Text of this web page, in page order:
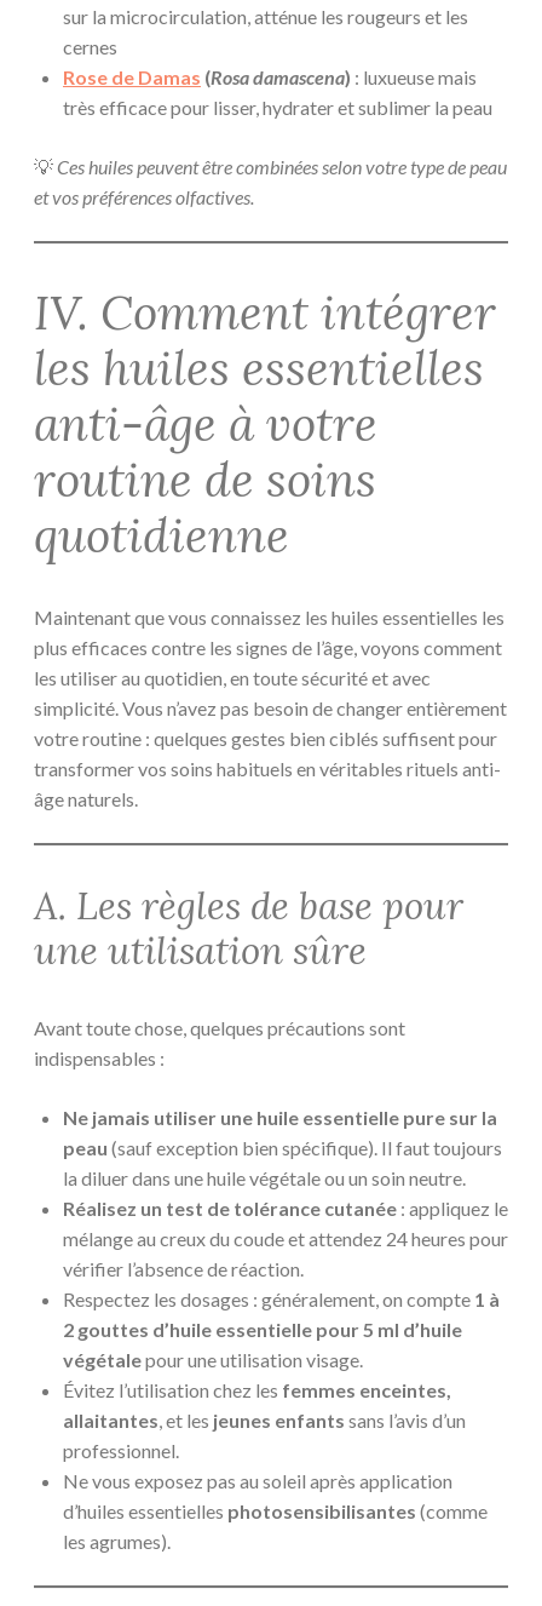
sur la microcirculation, atténue les rougeurs et les
cernes
Rose de Damas (Rosa damascena) : luxueuse mais
très efficace pour lisser, hydrater et sublimer la peau
💡Ces huiles peuvent être combinées selon votre type de peau
et vos préférences olfactives.
IV. Comment intégrer
les huiles essentielles
anti-âge à votre
routine de soins
quotidienne
Maintenant que vous connaissez les huiles essentielles les
plus efficaces contre les signes de l’âge, voyons comment
les utiliser au quotidien, en toute sécurité et avec
simplicité. Vous n’avez pas besoin de changer entièrement
votre routine : quelques gestes bien ciblés suffisent pour
transformer vos soins habituels en véritables rituels anti-
âge naturels.
A. Les règles de base pour
une utilisation sûre
Avant toute chose, quelques précautions sont
indispensables :
Ne jamais utiliser une huile essentielle pure sur la
peau (sauf exception bien spécifique). Il faut toujours
la diluer dans une huile végétale ou un soin neutre.
Réalisez un test de tolérance cutanée : appliquez le
mélange au creux du coude et attendez 24 heures pour
vérifier l’absence de réaction.
Respectez les dosages : généralement, on compte 1 à
2 gouttes d’huile essentielle pour 5 ml d’huile
végétalepour une utilisation visage.
Évitez l’utilisation chez les femmes enceintes,
allaitantes , et les jeunes enfants sans l’avis d’un
professionnel.
Ne vous exposez pas au soleil après application
d’huiles essentielles photosensibilisantes (comme
les agrumes).